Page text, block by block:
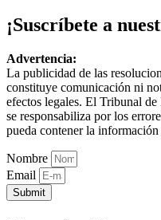
¡Suscríbete a
Advertencia:
La publicidad de las
constituye comunicación ni
efectos legales. El Tribunal
se responsabiliza por los
pueda contener la
Nombre
Email
Submit